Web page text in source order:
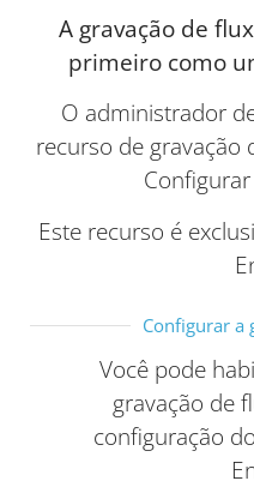
A gravação de
primeiro como
O administrador
recurso de gravação
Este recurso é
Configurar a
Você pode
gravação de
configuração